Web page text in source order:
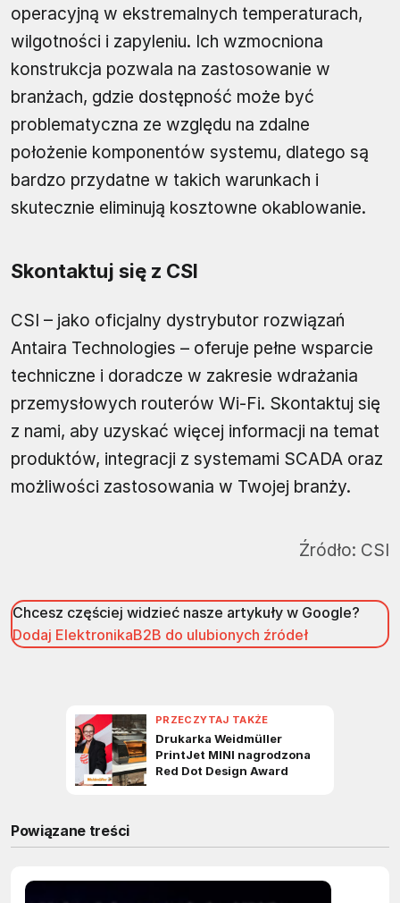
operacyjną w ekstremalnych temperaturach,
wilgotności i zapyleniu. Ich wzmocniona
konstrukcja pozwala na zastosowanie w
branżach, gdzie dostępność może być
problematyczna ze względu na zdalne
położenie komponentów systemu, dlatego są
bardzo przydatne w takich warunkach i
skutecznie eliminują kosztowne okablowanie.
Skontaktuj się z CSI
CSI – jako oficjalny dystrybutor rozwiązań
Antaira Technologies – oferuje pełne wsparcie
techniczne i doradcze w zakresie wdrażania
przemysłowych routerów Wi-Fi. Skontaktuj się
z nami, aby uzyskać więcej informacji na temat
produktów, integracji z systemami SCADA oraz
możliwości zastosowania w Twojej branży.
Źródło: CSI
Chcesz częściej widzieć nasze artykuły w Google?
Dodaj ElektronikaB2B do ulubionych źródeł
Powiązane treści